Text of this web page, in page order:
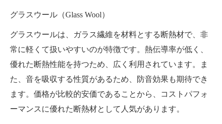
グラスウール（Glass Wool）
グラスウールは、ガラス繊維を材料とする断熱材で、非
常に軽くて扱いやすいのが特徴です。熱伝導率が低く、
優れた断熱性能を持つため、広く利用されています。ま
た、音を吸収する性質があるため、防音効果も期待でき
ます。価格が比較的安価であることから、コストパフォ
ーマンスに優れた断熱材として人気があります。